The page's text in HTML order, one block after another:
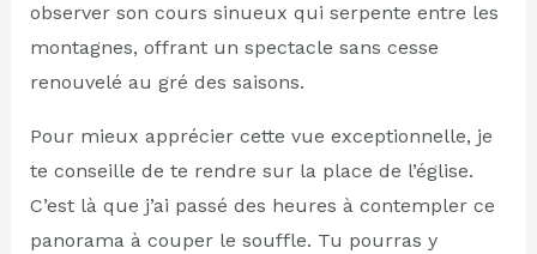
observer son cours sinueux qui serpente entre les
montagnes, offrant un spectacle sans cesse
renouvelé au gré des saisons.
Pour mieux apprécier cette vue exceptionnelle, je
te conseille de te rendre sur la place de l’église.
C’est là que j’ai passé des heures à contempler ce
panorama à couper le souffle. Tu pourras y